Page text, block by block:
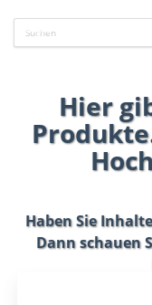
Hier
Haben Sie
Dann schauen